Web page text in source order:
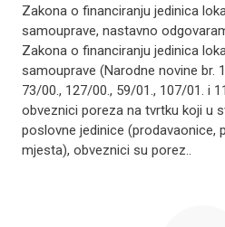
Zakona o financiranju jedinica
samouprave, nastavno
Zakona o financiranju jedinica
samouprave (Narodne novine br.
73/00., 127/00., 59/01., 107/01. i
obveznici poreza na tvrtku koji u
poslovne jedinice (prodavaonice,
mjesta), obveznici su porez..